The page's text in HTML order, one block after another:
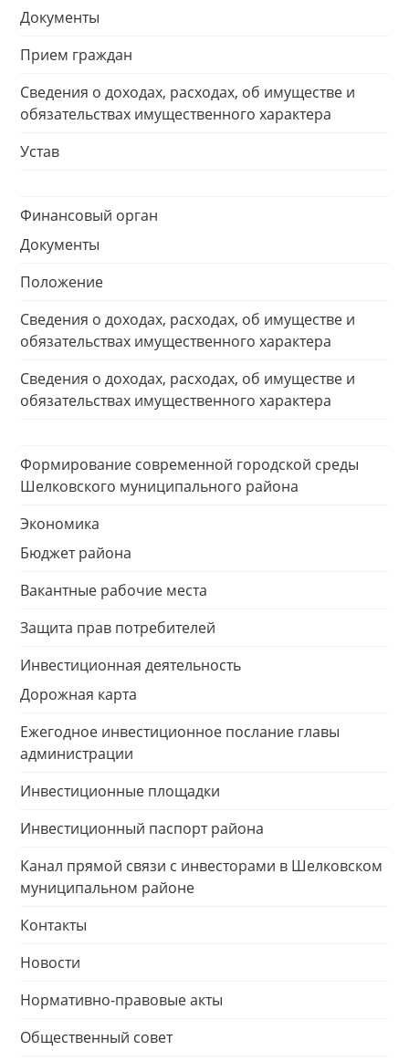
Документы
Прием граждан
Сведения о доходах, расходах, об имуществе и
обязательствах имущественного характера
Устав
Финансовый орган
Документы
Положение
Сведения о доходах, расходах, об имуществе и
обязательствах имущественного характера
Сведения о доходах, расходах, об имуществе и
обязательствах имущественного характера
Формирование современной городской среды
Шелковского муниципального района
Экономика
Бюджет района
Вакантные рабочие места
Защита прав потребителей
Инвестиционная деятельность
Дорожная карта
Ежегодное инвестиционное послание главы
администрации
Инвестиционные площадки
Инвестиционный паспорт района
Канал прямой связи с инвесторами в Шелковском
муниципальном районе
Контакты
Новости
Нормативно-правовые акты
Общественный совет